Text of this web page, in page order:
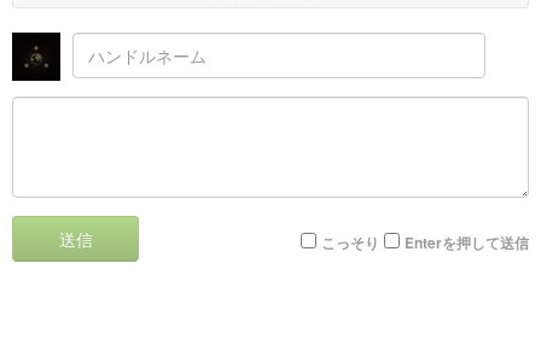
送信 こっそり Enterを押して送信